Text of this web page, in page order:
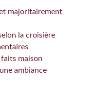
majoritairement
la croisière
maison
ambiance